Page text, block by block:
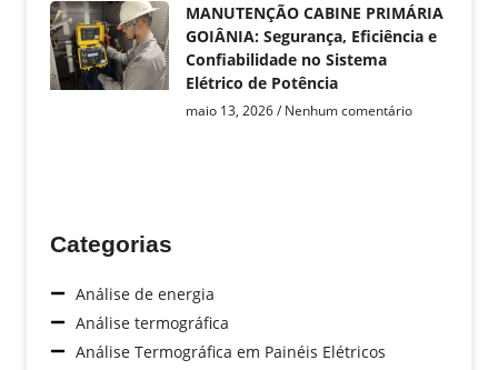
MANUTENÇÃO CABINE PRIMÁRIA
GOIÂNIA: Segurança, Eficiência e
Confiabilidade no Sistema
Elétrico de Potência
maio 13, 2026 Nenhum comentário
Categorias
Análise de energia
Análise termográfica
Análise Termográfica em Painéis Elétricos